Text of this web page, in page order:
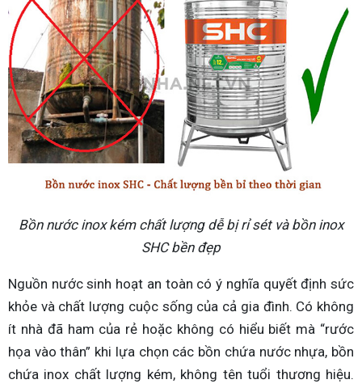
Bồn nước inox kém chất lượng dễ bị rỉ sét và bồn inox
SHC bền đẹp
Nguồn nước sinh hoạt an toàn có ý nghĩa quyết định sức
khỏe và chất lượng cuộc sống của cả gia đình. Có không
ít nhà đã ham của rẻ hoặc không có hiểu biết mà “rước
họa vào thân” khi lựa chọn các bồn chứa nước nhựa, bồn
chứa inox chất lượng kém, không tên tuổi thương hiệu.